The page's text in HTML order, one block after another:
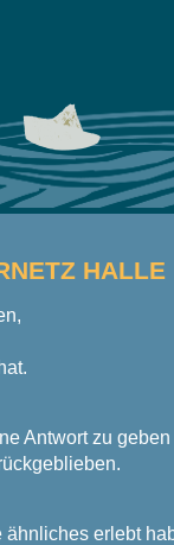
HALLE
Antwort zu
ähnliches erlebt